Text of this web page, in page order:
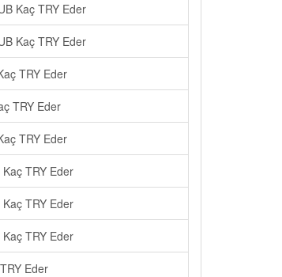
Kaç TRY Eder
Kaç TRY Eder
TRY Eder
TRY Eder
TRY Eder
TRY Eder
TRY Eder
TRY Eder
Eder